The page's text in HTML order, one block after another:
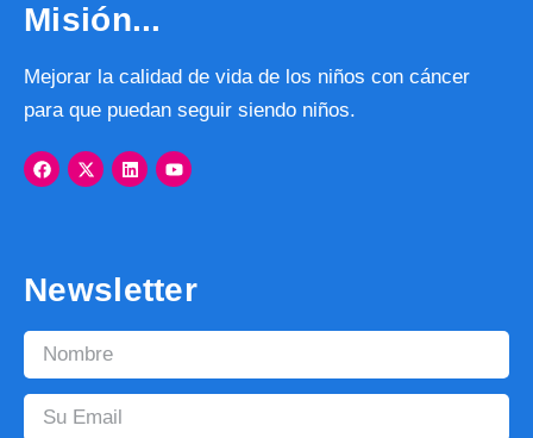
Misión...
Mejorar la calidad de vida de los niños con cáncer
para que puedan seguir siendo niños.
Newsletter